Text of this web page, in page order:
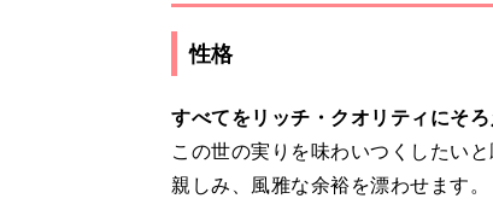
性格
すべてをリッチ・クオリティにそ
この世の実りを味わいつくしたい
親しみ、風雅な余裕を漂わせます